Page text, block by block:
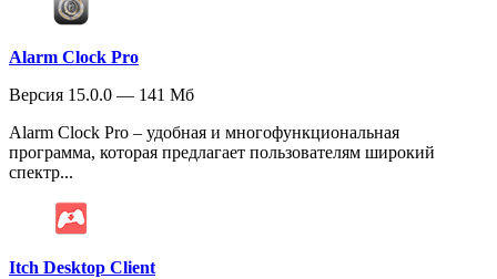
Alarm Clock Pro
Версия 15.0.0 — 141 Мб
Alarm Clock Pro – удобная и многофункциональная
программа, которая предлагает пользователям широкий
спектр...
Itch Desktop Client